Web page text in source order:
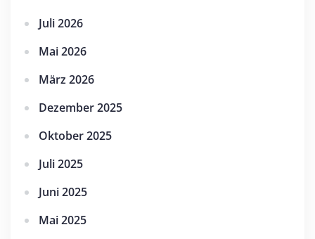
Juli 2026
Mai 2026
März 2026
Dezember 2025
Oktober 2025
Juli 2025
Juni 2025
Mai 2025